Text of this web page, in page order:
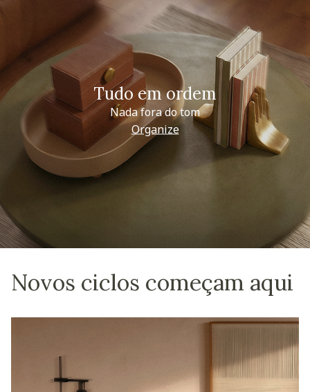
Tudo em ordem
Nada fora do tom
Organize
Novos ciclos começam aqui